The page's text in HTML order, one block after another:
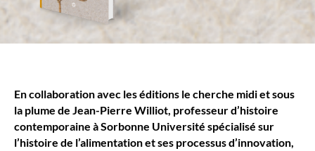
En collaboration avec les éditions le cherche midi et sous
la plume de Jean-Pierre Williot, professeur d’histoire
contemporaine à Sorbonne Université spécialisé sur
l’histoire de l’alimentation et ses processus d’innovation,